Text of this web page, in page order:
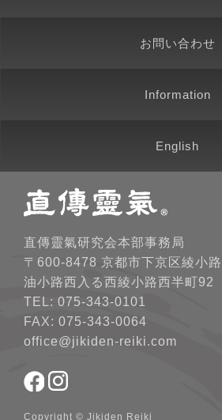
お問い合わせ
Information
English
直傳靈氣研究会本部事務局
〒600-8478 京都市下京区綾小路
油小路西入る西綾小路西半町92
TEL: 075-343-0101
FAX: 075-343-0064
office@jikiden-reiki.com
Copyright © Jikiden Reiki